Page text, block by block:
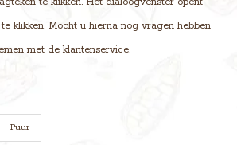
klikken. Mocht u hierna nog vragen hebben
met de klantenservice.
Puur